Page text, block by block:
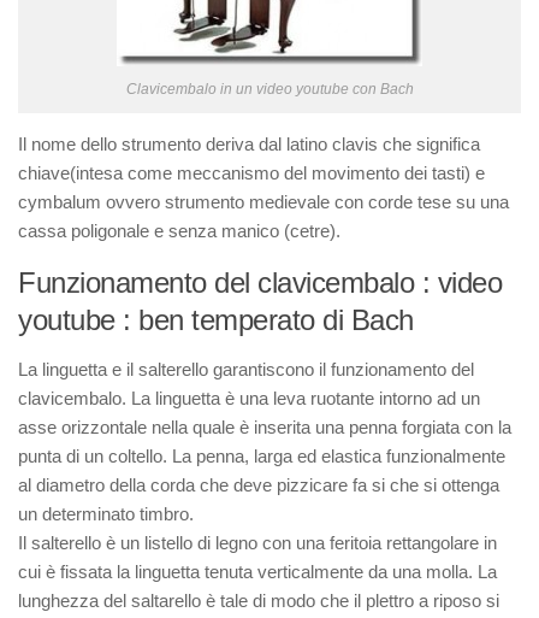
Clavicembalo in un video youtube con Bach
Il nome dello strumento deriva dal latino clavis che significa
chiave(intesa come meccanismo del movimento dei tasti) e
cymbalum ovvero strumento medievale con corde tese su una
cassa poligonale e senza manico (cetre).
Funzionamento del clavicembalo : video
youtube : ben temperato di Bach
La linguetta e il salterello garantiscono il funzionamento del
clavicembalo. La linguetta è una leva ruotante intorno ad un
asse orizzontale nella quale è inserita una penna forgiata con la
punta di un coltello. La penna, larga ed elastica funzionalmente
al diametro della corda che deve pizzicare fa si che si ottenga
un determinato timbro.
Il salterello è un listello di legno con una feritoia rettangolare in
cui è fissata la linguetta tenuta verticalmente da una molla. La
lunghezza del saltarello è tale di modo che il plettro a riposo si